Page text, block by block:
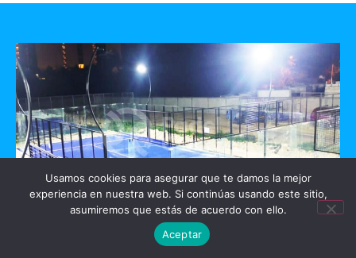
Usamos cookies para asegurar que te damos la mejor
experiencia en nuestra web. Si continúas usando este sitio,
asumiremos que estás de acuerdo con ello.
Aceptar